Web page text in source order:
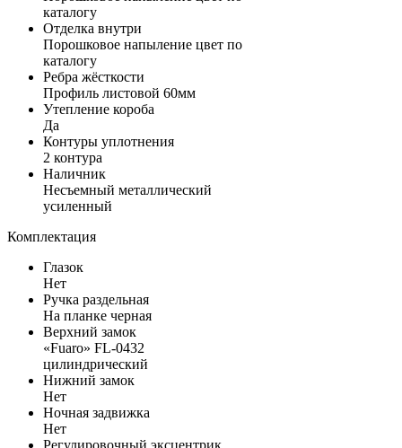
каталогу
Отделка внутри
Порошковое напыление цвет по
каталогу
Ребра жёсткости
Профиль листовой 60мм
Утепление короба
Да
Контуры уплотнения
2 контура
Наличник
Несъемный металлический
усиленный
Комплектация
Глазок
Нет
Ручка раздельная
На планке черная
Верхний замок
«Fuaro» FL-0432
цилиндрический
Нижний замок
Нет
Ночная задвижка
Нет
Регулировочный эксцентрик